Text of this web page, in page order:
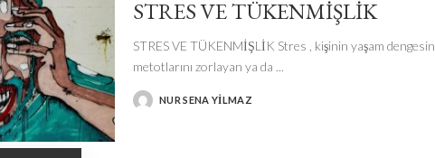
STRES VE TÜKENMİŞLİK
STRES VE TÜKENMİŞLİK Stres , kişinin yaşam
metotlarını zorlayan ya da ...
POSTEDNUR SENA YILMAZ